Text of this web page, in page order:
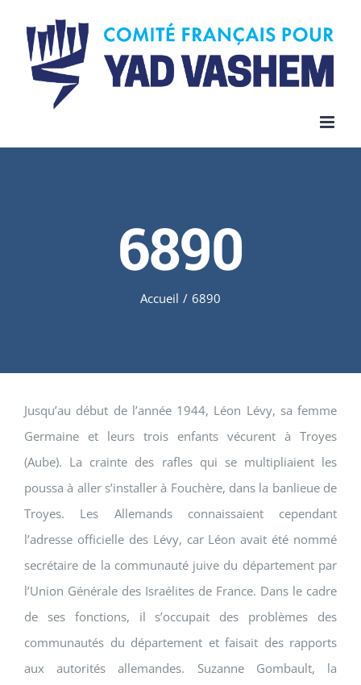
content
6890
Accueil / 6890
Jusqu’au début de l’année 1944, Léon Lévy, sa femme
Germaine et leurs trois enfants vécurent à Troyes
(Aube). La crainte des rafles qui se multipliaient les
poussa à aller s’installer à Fouchère, dans la banlieue de
Troyes. Les Allemands connaissaient cependant
l’adresse officielle des Lévy, car Léon avait été nommé
secrétaire de la communauté juive du département par
l’Union Générale des Israélites de France. Dans le cadre
de ses fonctions, il s’occupait des problèmes des
communautés du département et faisait des rapports
aux autorités allemandes. Suzanne Gombault, la